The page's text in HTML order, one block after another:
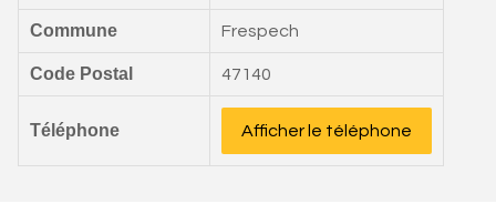
Commune Frespech
Code Postal 47140
Téléphone Afficher le téléphone